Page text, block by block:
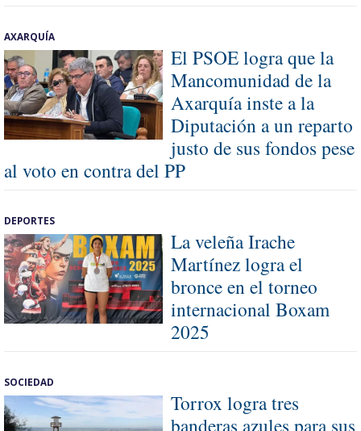
AXARQUÍA
El PSOE logra que la
Mancomunidad de la
Axarquía inste a la
Diputación a un reparto
justo de sus fondos pese
al voto en contra del PP
DEPORTES
La veleña Irache
Martínez logra el
bronce en el torneo
internacional Boxam
2025
SOCIEDAD
Torrox logra tres
banderas azules para sus